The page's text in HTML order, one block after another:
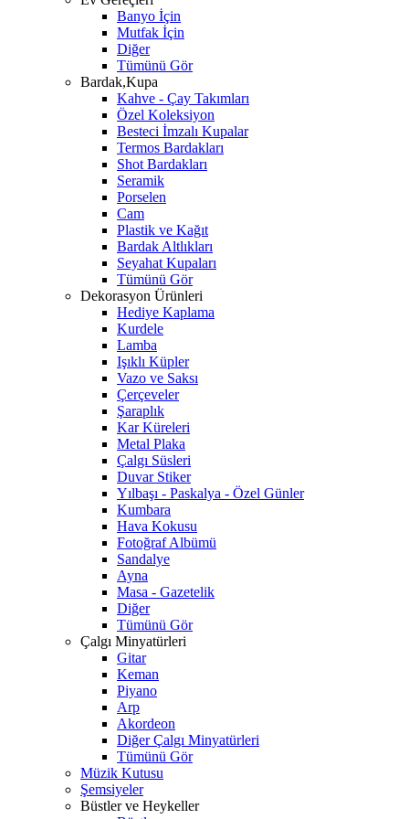
Banyo İçin
Mutfak İçin
Diğer
Tümünü Gör
Bardak,Kupa
Kahve - Çay Takımları
Özel Koleksiyon
Besteci İmzalı Kupalar
Termos Bardakları
Shot Bardakları
Seramik
Porselen
Cam
Plastik ve Kağıt
Bardak Altlıkları
Seyahat Kupaları
Tümünü Gör
Dekorasyon Ürünleri
Hediye Kaplama
Kurdele
Lamba
Işıklı Küpler
Vazo ve Saksı
Çerçeveler
Şaraplık
Kar Küreleri
Metal Plaka
Çalgı Süsleri
Duvar Stiker
Yılbaşı - Paskalya - Özel Günler
Kumbara
Hava Kokusu
Fotoğraf Albümü
Sandalye
Ayna
Masa - Gazetelik
Diğer
Tümünü Gör
Çalgı Minyatürleri
Gitar
Keman
Piyano
Arp
Akordeon
Diğer Çalgı Minyatürleri
Tümünü Gör
Müzik Kutusu
Şemsiyeler
Büstler ve Heykeller